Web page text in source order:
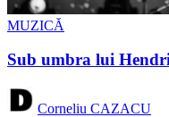
MUZICĂ
Sub umbra lui
Corneliu CAZACU